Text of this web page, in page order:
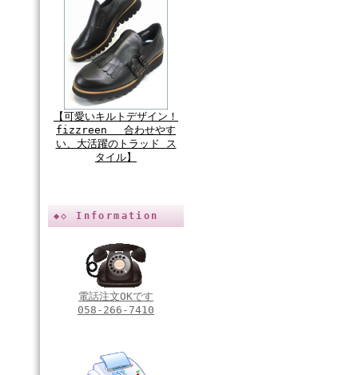
【可愛いキルトデザイン！
fizzreen 合わせやす
い、大活躍のトラッド ス
タイル】
◆◇ Information
電話注文OKです
058-266-7410